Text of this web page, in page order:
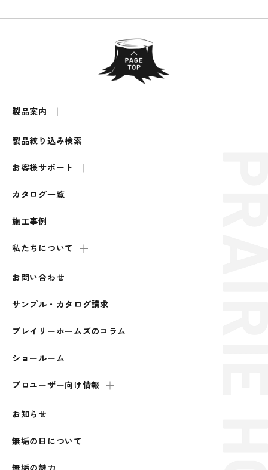
製品案内
製品絞り込み検索
お客様サポート
カタログ一覧
施工事例
私たちについて
お問い合わせ
サンプル・カタログ請求
プレイリーホームズのコラム
ショールーム
プロユーザー向け情報
お知らせ
無垢の日について